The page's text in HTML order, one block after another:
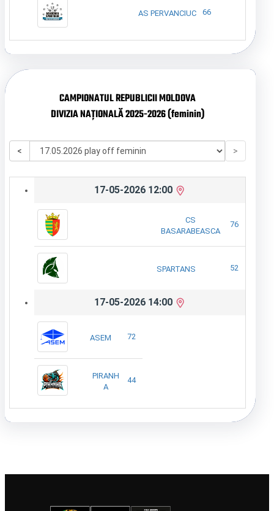
AS PERVANCIUC 66
CAMPIONATUL REPUBLICII MOLDOVA
DIVIZIA NAȚIONALĂ 2025-2026 (feminin)
< >
17-05-2026 12:00
CS
BASARABEASCA
76
SPARTANS 52
17-05-2026 14:00
ASEM 72
PIRANH
A
44